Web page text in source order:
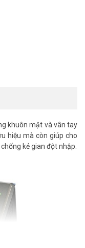
khuôn mặt và vân tay
hiệu mà còn giúp cho
kẻ gian đột nhập.